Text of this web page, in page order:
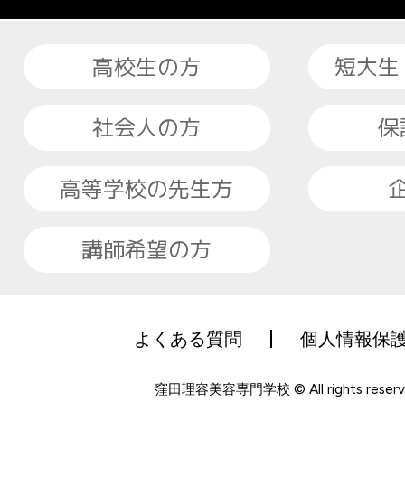
高校生の方
短大
社会人の方
高等学校の先生方
講師希望の方
よくある質問 個人情報保
窪田理容美容専門学校 © All rights